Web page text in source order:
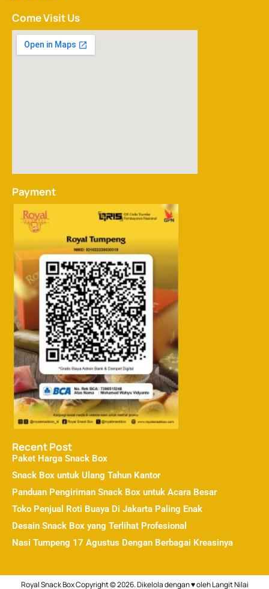
Come Visit Us
Payment
Recent Post
Paket Harga Snack Box
Snack Box untuk Ulang Tahun Kantor
Panduan Pengiriman Snack Box untuk Acara Besar
Toko Penjual Roti Buaya Di Jakarta Paling Enak
Desain Snack Box yang Terlihat Profesional
Nasi Tumpeng 17 Agustus Dengan Berbagai Kreasinya
Royal Snack Box Copyright © 2026. Dikelola dengan ♥ olehLangit Nilai
↓